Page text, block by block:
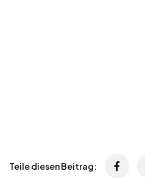
Teile diesen Beitrag: